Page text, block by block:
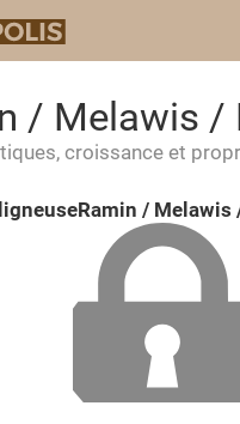
le bois
/ Melawis /
croissance et
Ramin / Melawis